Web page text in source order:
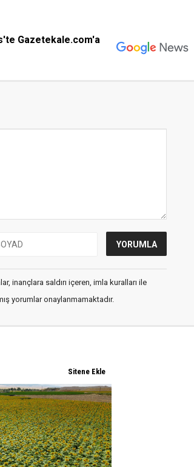
Gazetekale.com'a
inançlara saldırı içeren, imla kuralları ile
yorumlar onaylanmamaktadır.